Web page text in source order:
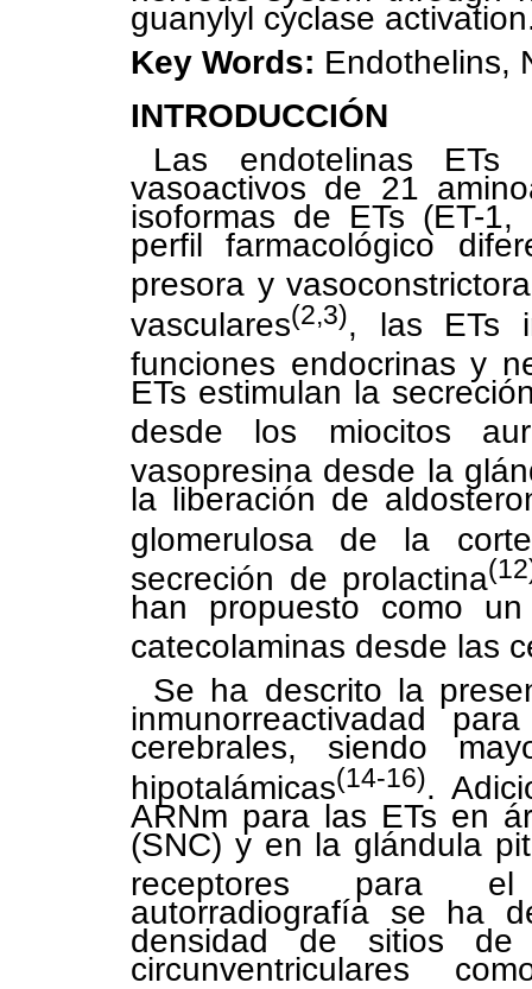
guanylyl cyclase
Key Words: Endothelins,
INTRODUCCIÓN
Las endotelinas
vasoactivos de 21
isoformas de ETs (ET-
perfil farmacológico
presora y vasoconstrictora
vasculares(2,3), las ETs
funciones endocrinas y
ETs estimulan la
desde los miocitos
vasopresina desde la
la liberación de
glomerulosa de la
secreción de prolactina
han propuesto como
catecolaminas desde las
Se ha descrito la
inmunorreactivadad
cerebrales, siendo
hipotalámicas(14-16).
ARNm para las ETs en
(SNC) y en la glándula
receptores para el
autorradiografía se ha
densidad de sitios
circunventriculares